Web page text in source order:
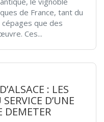
de France, tant du
que des
Ces...
: LES
D’UNE
DEMETER